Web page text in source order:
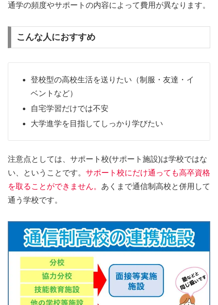
通学の頻度やサポートの内容によって費用が異なります。
こんな人におすすめ
登校型の高校生活を送りたい（制服・友達・イ
ベントなど）
自宅学習だけでは不安
大学進学を目指してしっかり学びたい
注意点としては、サポート校(サポート施設)は学校ではな
い、ということです。 サポート校にだけ通っても高卒資格
を取ることができません。 あくまで通信制高校と併用して
通う学校です。